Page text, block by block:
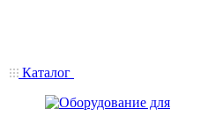
Каталог